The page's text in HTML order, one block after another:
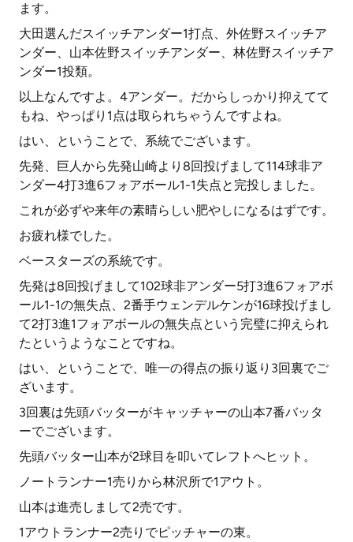
ます。
大田選んだスイッチアンダー1打点、外佐野スイッチア
ンダー、山本佐野スイッチアンダー、林佐野スイッチア
ンダー1投類。
以上なんですよ。4アンダー。だからしっかり抑えてて
もね、やっぱり1点は取られちゃうんですよね。
はい、ということで、系統でございます。
先発、巨人から先発山崎より8回投げまして114球非ア
ンダー4打3進6フォアボール1-1失点と完投しました。
これが必ずや来年の素晴らしい肥やしになるはずです。
お疲れ様でした。
ベースターズの系統です。
先発は8回投げまして102球非アンダー5打3進6フォアボ
ール1-1の無失点、2番手ウェンデルケンが16球投げまし
て2打3進1フォアボールの無失点という完璧に抑えられ
たというようなことですね。
はい、ということで、唯一の得点の振り返り3回裏でご
ざいます。
3回裏は先頭バッターがキャッチャーの山本7番バッタ
ーでございます。
先頭バッター山本が2球目を叩いてレフトへヒット。
ノートランナー1売りから林沢所で1アウト。
山本は進売しまして2売です。
1アウトランナー2売りでピッチャーの東。